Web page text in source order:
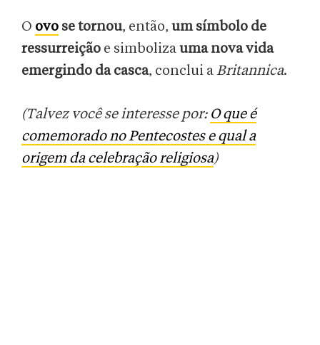
O ovo se tornou, então, um símbolo de
ressurreição e simbolizauma nova vida
emergindo da casca, conclui aBritannica.
(Talvez você se interesse por: O que é
comemorado no Pentecostes e qual a
origem da celebração religiosa)